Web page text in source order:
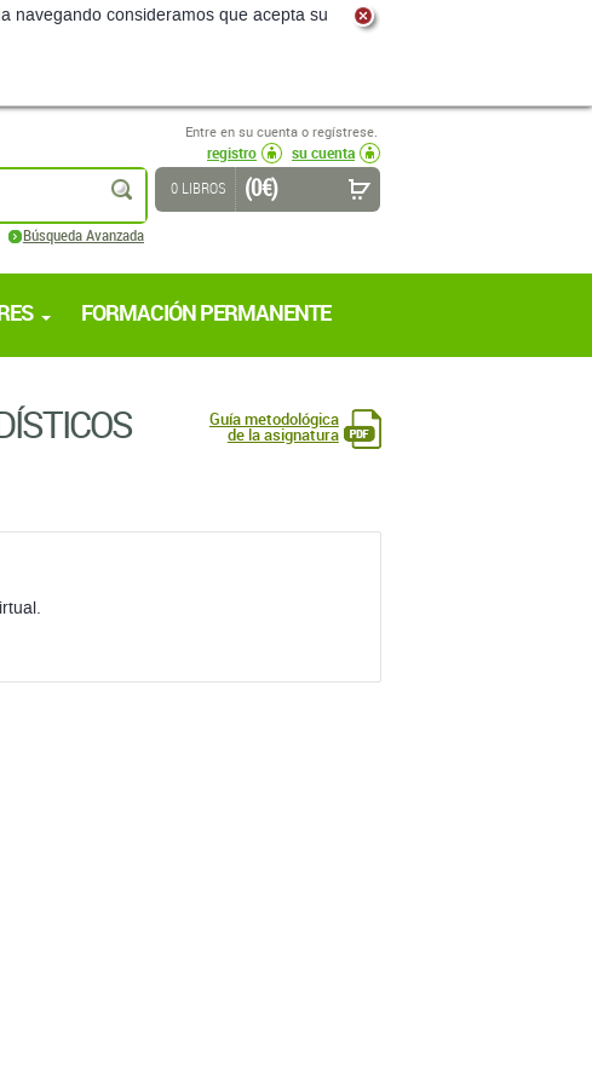
navegando consideramos que acepta su
Entre en su cuenta o regístrese.
registro
su cuenta
buscar
Búsqueda Avanzada
0 LIBROS (0 €)
FORMACIÓN PERMANENTE
Guía metodológica
de la asignatura